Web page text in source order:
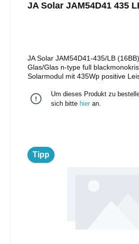
JA Solar JAM54D41 435
JA Solar JAM54D41-435/LB
Glas/Glas n-type full
Solarmodul mit 435Wp positive
Stecker/EVO II Stecker 25 Jahre
Jahre lineare Leistungsgarantie
Um dieses Produkt zu
sich bitte hier an.
Tipp